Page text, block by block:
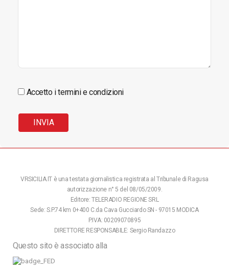
Accetto i termini e condizioni
VRSICILIA.IT è una testata giornalistica registrata al Tribunale di Ragusa
autorizzazione n° 5 del 08/05/2009.
Editore: TELERADIO REGIONE SRL
Sede: S.P.74 km 0+400 C.da Cava Gucciardo SN - 97015 MODICA
P.IVA: 00209070895
DIRETTORE RESPONSABILE: Sergio Randazzo
Questo sito è associato alla